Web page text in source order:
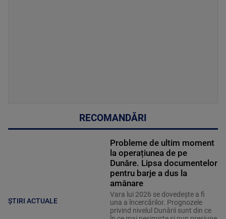
RECOMANDĂRI
ȘTIRI ACTUALE
Probleme de ultim moment
la operațiunea de pe
Dunăre. Lipsa documentelor
pentru barje a dus la
amânare
Vara lui 2026 se dovedește a fi
una a încercărilor. Prognozele
privind nivelul Dunării sunt din ce